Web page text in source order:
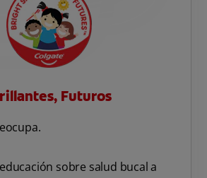
Futuros
sobre salud bucal a